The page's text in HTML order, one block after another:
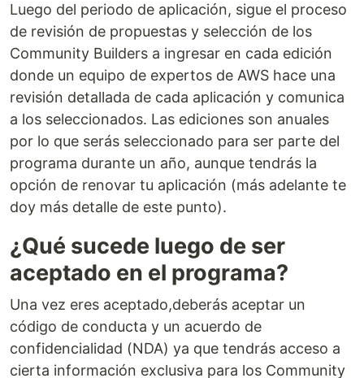
Luego del periodo de aplicación, sigue el proceso
de revisión de propuestas y selección de los
Community Builders a ingresar en cada edición
donde un equipo de expertos de AWS hace una
revisión detallada de cada aplicación y comunica
a los seleccionados. Las ediciones son anuales
por lo que serás seleccionado para ser parte del
programa durante un año, aunque tendrás la
opción de renovar tu aplicación (más adelante te
doy más detalle de este punto).
¿Qué sucede luego de ser
aceptado en el programa?
Una vez eres aceptado,deberás aceptar un
código de conducta y un acuerdo de
confidencialidad (NDA) ya que tendrás acceso a
cierta información exclusiva para los Community